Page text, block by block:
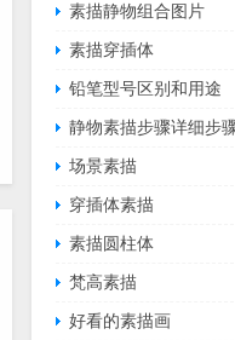
素描静物组合图片
素描穿插体
铅笔型号区别和用途
静物素描步骤详细步
场景素描
穿插体素描
素描圆柱体
梵高素描
好看的素描画